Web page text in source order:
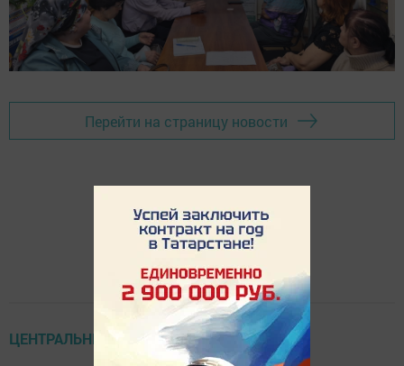
Перейти на страницу новости
ЦЕНТРАЛЬНЫЕ НОВОСТИ